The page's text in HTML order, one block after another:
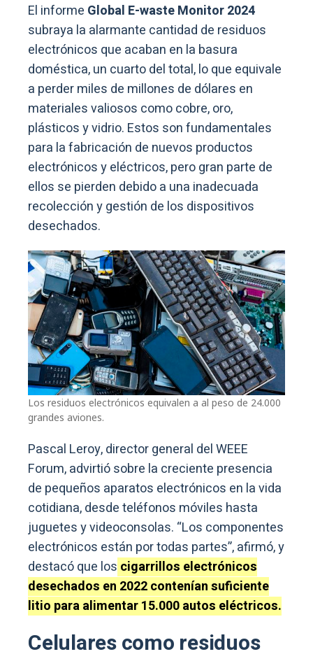
El informe Global E-waste Monitor 2024
subraya la alarmante cantidad de residuos
electrónicos que acaban en la basura
doméstica, un cuarto del total, lo que equivale
a perder miles de millones de dólares en
materiales valiosos como cobre, oro,
plásticos y vidrio. Estos son fundamentales
para la fabricación de nuevos productos
electrónicos y eléctricos, pero gran parte de
ellos se pierden debido a una inadecuada
recolección y gestión de los dispositivos
desechados.
Los residuos electrónicos equivalen a al peso de 24.000
grandes aviones.
Pascal Leroy, director general del WEEE
Forum, advirtió sobre la creciente presencia
de pequeños aparatos electrónicos en la vida
cotidiana, desde teléfonos móviles hasta
juguetes y videoconsolas. “Los componentes
electrónicos están por todas partes”, afirmó, y
destacó que los cigarrillos electrónicos
desechados en 2022 contenían suficiente
litio para alimentar 15.000 autos eléctricos.
Celulares como residuos